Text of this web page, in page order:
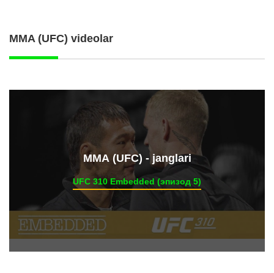
MMA (UFC) videolar
ММА (UFC) - janglari
UFC 310 Embedded (эпизод 5)